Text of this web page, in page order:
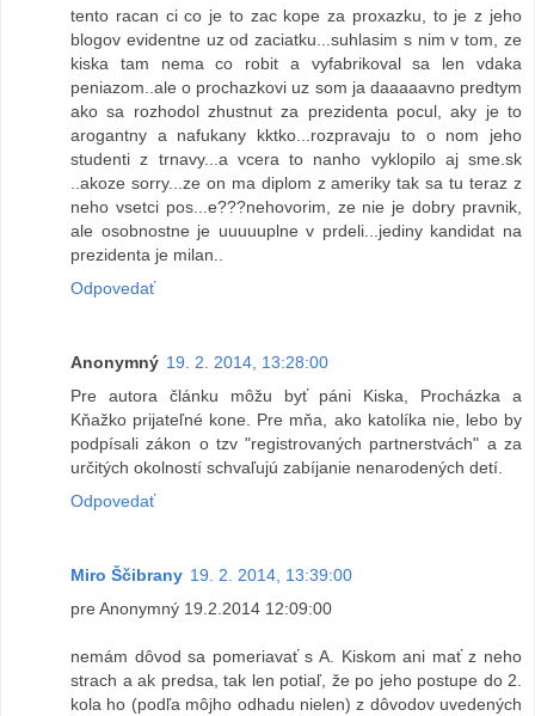
tento racan ci co je to zac kope za proxazku, to je z jeho
blogov evidentne uz od zaciatku...suhlasim s nim v tom, ze
kiska tam nema co robit a vyfabrikoval sa len vdaka
peniazom..ale o prochazkovi uz som ja daaaaavno predtym
ako sa rozhodol zhustnut za prezidenta pocul, aky je to
arogantny a nafukany kktko...rozpravaju to o nom jeho
studenti z trnavy...a vcera to nanho vyklopilo aj sme.sk
..akoze sorry...ze on ma diplom z ameriky tak sa tu teraz z
neho vsetci pos...e???nehovorim, ze nie je dobry pravnik,
ale osobnostne je uuuuuplne v prdeli...jediny kandidat na
prezidenta je milan..
Odpovedať
Anonymný 19. 2. 2014, 13:28:00
Pre autora článku môžu byť páni Kiska, Procházka a
Kňažko prijateľné kone. Pre mňa, ako katolíka nie, lebo by
podpísali zákon o tzv "registrovaných partnerstvách" a za
určitých okolností schvaľujú zabíjanie nenarodených detí.
Odpovedať
Miro Ščibrany 19. 2. 2014, 13:39:00
pre Anonymný 19.2.2014 12:09:00
nemám dôvod sa pomeriavať s A. Kiskom ani mať z neho
strach a ak predsa, tak len potiaľ, že po jeho postupe do 2.
kola ho (podľa môjho odhadu nielen) z dôvodov uvedených